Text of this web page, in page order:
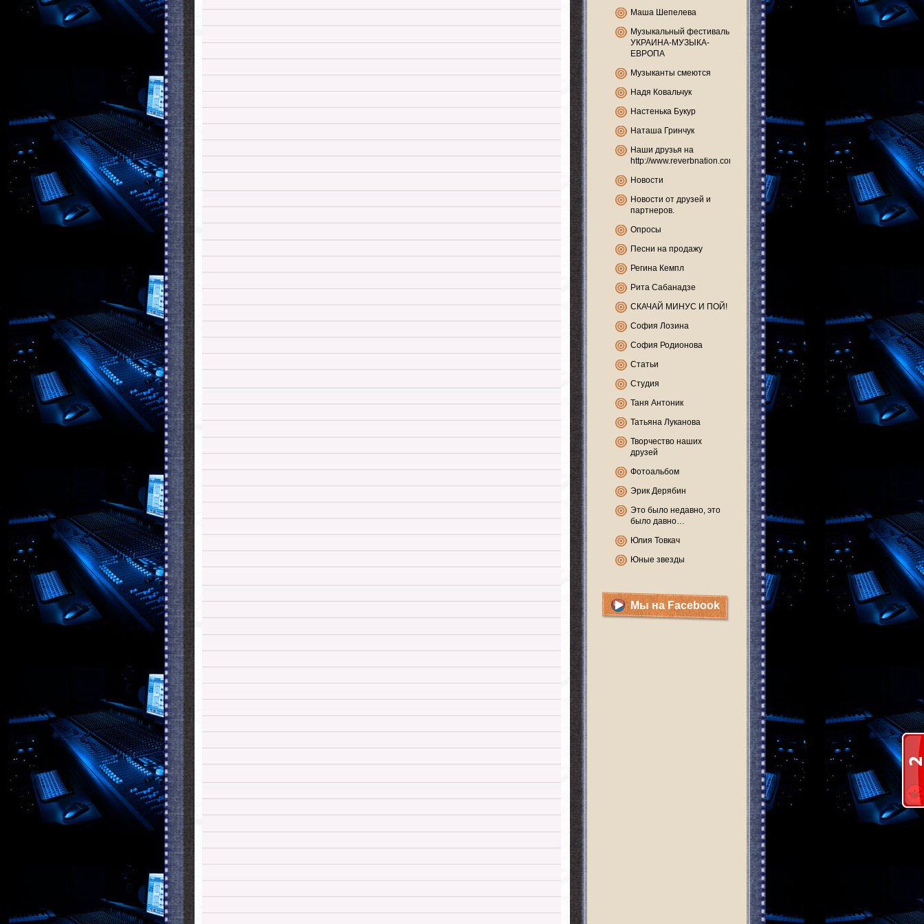
Маша Шепелева
Музыкальный фестиваль
УКРАИНА-МУЗЫКА-
ЕВРОПА
Музыканты смеются
Надя Ковальчук
Настенька Букур
Наташа Гринчук
Наши друзья на
http://www.reverbnation.com
Новости
Новости от друзей и
партнеров.
Опросы
Песни на продажу
Регина Кемпл
Рита Сабанадзе
СКАЧАЙ МИНУС И ПОЙ!
София Лозина
София Родионова
Статьи
Студия
Таня Антоник
Татьяна Луканова
Творчество наших
друзей
Фотоальбом
Эрик Дерябин
Это было недавно, это
было давно…
Юлия Товкач
Юные звезды
Мы на Facebook